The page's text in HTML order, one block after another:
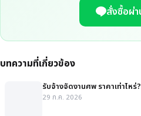
สั่งซื้อผ่
บทความที่เกี่ยวข้อง
รับจ้างจัดงานศพ ราคาเท่าไห
29 ก.ค. 2026